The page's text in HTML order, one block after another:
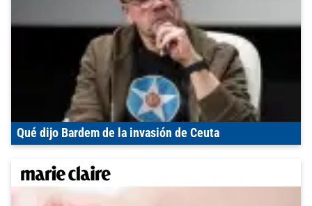
Qué dijo Bardem de la invasión de Ceuta